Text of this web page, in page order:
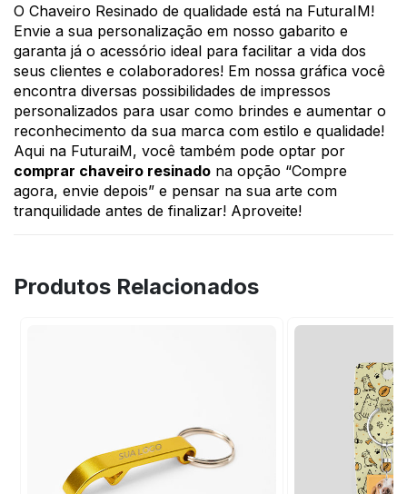
O Chaveiro Resinado de qualidade está na FuturaIM!
Envie a sua personalização em nosso gabarito e
garanta já o acessório ideal para facilitar a vida dos
seus clientes e colaboradores! Em nossa gráfica você
encontra diversas possibilidades de impressos
personalizados para usar como brindes e aumentar o
reconhecimento da sua marca com estilo e qualidade!
Aqui na FuturaiM, você também pode optar por
comprar chaveiro resinado na opção “Compre
agora, envie depois” e pensar na sua arte com
tranquilidade antes de finalizar! Aproveite!
Produtos Relacionados